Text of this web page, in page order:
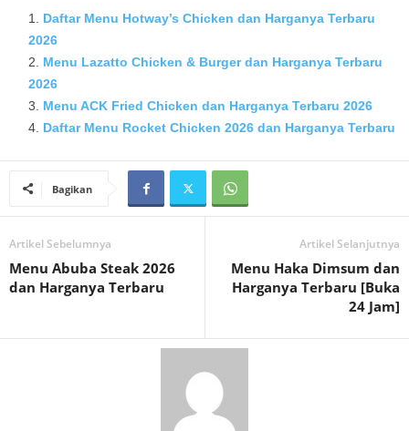
Daftar Menu Hotway’s Chicken dan Harganya Terbaru
2026
Menu Lazatto Chicken & Burger dan Harganya Terbaru
2026
Menu ACK Fried Chicken dan Harganya Terbaru 2026
Daftar Menu Rocket Chicken 2026 dan Harganya Terbaru
Bagikan
Artikel Sebelumnya
Menu Abuba Steak 2026
dan Harganya Terbaru
Artikel Selanjutnya
Menu Haka Dimsum dan
Harganya Terbaru [Buka
24 Jam]